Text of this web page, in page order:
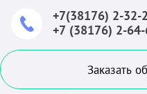
+7(38176) 2-32-
+7 (38176) 2-
Заказать